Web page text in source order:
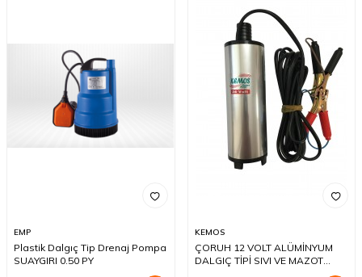
EMP
Plastik Dalgıç Tip Drenaj Pompa
SUAYGIRI 0.50 PY
KEMOS
ÇORUH 12 VOLT ALÜMİNYUM
DALGIÇ TİPİ SIVI VE MAZOT